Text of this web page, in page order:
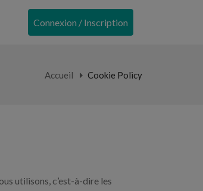
Connexion / Inscription
Accueil Cookie Policy
utilisons, c’est-à-dire les